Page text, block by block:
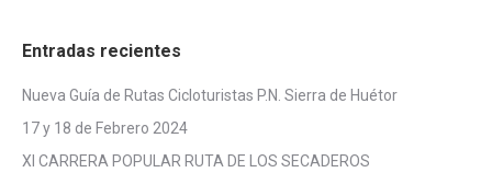
Entradas recientes
Nueva Guía de Rutas Cicloturistas P.N. Sierra de Huétor
17 y 18 de Febrero 2024
XI CARRERA POPULAR RUTA DE LOS SECADEROS